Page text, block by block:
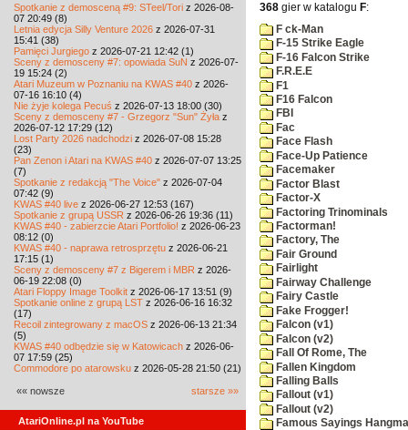
Spotkanie z demosceną #9: STeel/Tori z 2026-08-
07 20:49 (8)
Letnia edycja Silly Venture 2026 z 2026-07-31
15:41 (38)
Pamięci Jurgiego z 2026-07-21 12:42 (1)
Sceny z demosceny #7: opowiada SuN z 2026-07-
19 15:24 (2)
Atari Muzeum w Poznaniu na KWAS #40 z 2026-
07-16 16:10 (4)
Nie żyje kolega Pecuś z 2026-07-13 18:00 (30)
Sceny z demosceny #7 - Grzegorz "Sun" Żyła z
2026-07-12 17:29 (12)
Lost Party 2026 nadchodzi z 2026-07-08 15:28
(23)
Pan Zenon i Atari na KWAS #40 z 2026-07-07 13:25
(7)
Spotkanie z redakcją "The Voice" z 2026-07-04
07:42 (9)
KWAS #40 live z 2026-06-27 12:53 (167)
Spotkanie z grupą USSR z 2026-06-26 19:36 (11)
KWAS #40 - zabierzcie Atari Portfolio! z 2026-06-23
08:12 (0)
KWAS #40 - naprawa retrosprzętu z 2026-06-21
17:15 (1)
Sceny z demosceny #7 z Bigerem i MBR z 2026-
06-19 22:08 (0)
Atari Floppy Image Toolkit z 2026-06-17 13:51 (9)
Spotkanie online z grupą LST z 2026-06-16 16:32
(17)
Recoil zintegrowany z macOS z 2026-06-13 21:34
(5)
KWAS #40 odbędzie się w Katowicach z 2026-06-
07 17:59 (25)
Commodore po atarowsku z 2026-05-28 21:50 (21)
«« nowsze starsze »»
AtariOnline.pl na YouTube
368 gier w katalogu F:
F ck-Man
F-15 Strike Eagle
F-16 Falcon Strike
F.R.E.E
F1
F16 Falcon
FBI
Fac
Face Flash
Face-Up Patience
Facemaker
Factor Blast
Factor-X
Factoring Trinominals
Factorman!
Factory, The
Fair Ground
Fairlight
Fairway Challenge
Fairy Castle
Fake Frogger!
Falcon (v1)
Falcon (v2)
Fall Of Rome, The
Fallen Kingdom
Falling Balls
Fallout (v1)
Fallout (v2)
Famous Sayings